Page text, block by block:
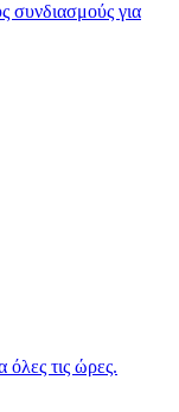
συνδιασμούς για
όλες τις ώρες.